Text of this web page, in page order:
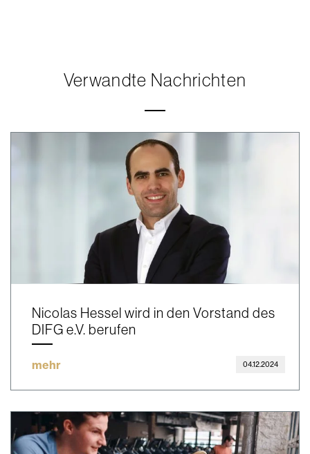
Verwandte Nachrichten
Nicolas Hessel wird in den Vorstand des
DIFG e.V. berufen
mehr 04.12.2024